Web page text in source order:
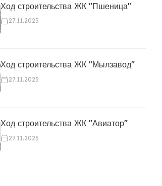
Ход строительства ЖК "Пшеница"
27.11.2025
Ход строительства ЖК "Мылзавод"
27.11.2025
Ход строительства ЖК "Авиатор"
27.11.2025